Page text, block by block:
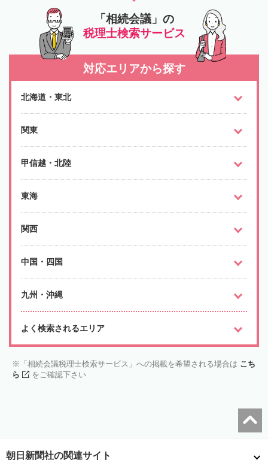
「相続会議」の
税理士検索サービス
対応エリアから探す
北海道・東北
関東
甲信越・北陸
東海
関西
中国・四国
九州・沖縄
よく検索されるエリア
「相続会議税理士検索サービス」への掲載を希望される場合は こち
ら
をご確認下さい
朝日新聞社の関連サイト